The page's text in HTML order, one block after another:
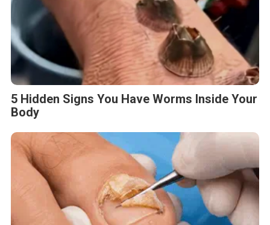
5 Hidden Signs You Have Worms Inside Your
Body